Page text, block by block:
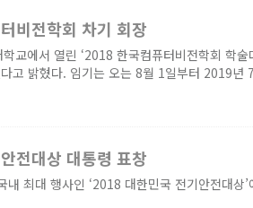
비전학회 차기 회장
교에서 열린 ‘2018 한국컴퓨터비전학회 학
고 밝혔다. 임기는 오는 8월 1일부터 2019년
전대상 대통령 표창
최대 행사인 ‘2018 대한민국 전기안전대상